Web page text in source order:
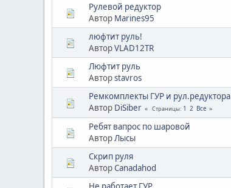
Рулевой редуктор
Автор Marines95
люфтит руль!
АвторVLAD12TR
Люфтит руль
Авторstavros
Ремкомплекты ГУР и рул.редуктора
Автор DiSiber Страницы 1 2 Все
Ребят вапрос по шаровой
Автор Лысы
Скрип руля
АвторCanadahod